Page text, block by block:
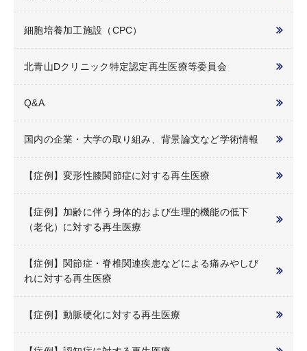
細胞培養加工施設（CPC）
北青山Dクリニック特定認定再生医療等委員会
Q&A
国内の企業・大学の取り組み、背景論文など学術情報
【症例】変形性膝関節症に対する再生医療
【症例】加齢に伴う身体的および生理的機能の低下
（老化）に対する再生医療
【症例】関節症・脊椎関連疾患などによる痛みやしび
れに対する再生医療
【症例】動脈硬化に対する再生医療